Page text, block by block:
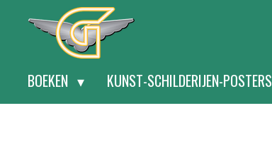
hoofdinhoud
BOEKEN KUNST-SCHILDERIJEN-POSTERS